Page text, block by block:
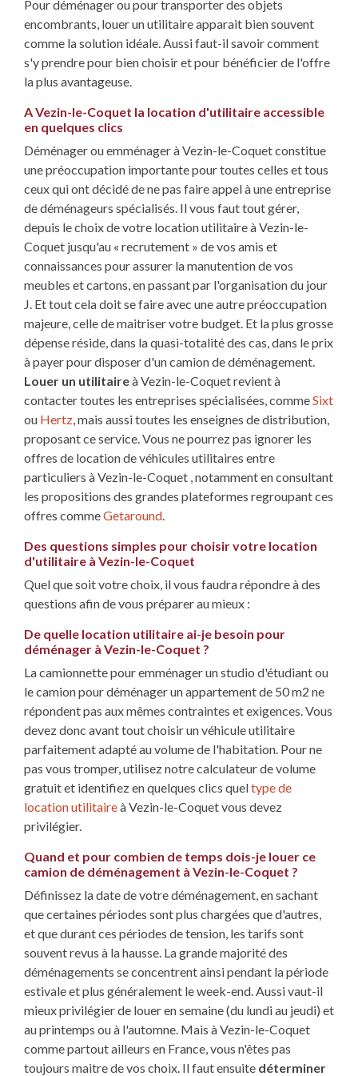
Pour déménager ou pour transporter des objets
encombrants, louer un utilitaire apparait bien souvent
comme la solution idéale. Aussi faut-il savoir comment
s'y prendre pour bien choisir et pour bénéficier de l'offre
la plus avantageuse.
A Vezin-le-Coquet la location d'utilitaire accessible
en quelques clics
Déménager ou emménager à Vezin-le-Coquet constitue
une préoccupation importante pour toutes celles et tous
ceux qui ont décidé de ne pas faire appel à une entreprise
de déménageurs spécialisés. Il vous faut tout gérer,
depuis le choix de votre location utilitaire à Vezin-le-
Coquet jusqu'au « recrutement » de vos amis et
connaissances pour assurer la manutention de vos
meubles et cartons, en passant par l'organisation du jour
J. Et tout cela doit se faire avec une autre préoccupation
majeure, celle de maitriser votre budget. Et la plus grosse
dépense réside, dans la quasi-totalité des cas, dans le prix
à payer pour disposer d'un camion de déménagement.
Louer un utilitaireà Vezin-le-Coquet revient à
contacter toutes les entreprises spécialisées, commeSixt
ou Hertz, mais aussi toutes les enseignes de distribution,
proposant ce service. Vous ne pourrez pas ignorer les
offres de location de véhicules utilitaires entre
particuliers à Vezin-le-Coquet , notamment en consultant
les propositions des grandes plateformes regroupant ces
offres commeGetaround.
Des questions simples pour choisir votre location
d'utilitaire à Vezin-le-Coquet
Quel que soit votre choix, il vous faudra répondre à des
questions afin de vous préparer au mieux :
De quelle location utilitaire ai-je besoin pour
déménager à Vezin-le-Coquet ?
La camionnette pour emménager un studio d'étudiant ou
le camion pour déménager un appartement de 50 m2 ne
répondent pas aux mêmes contraintes et exigences. Vous
devez donc avant tout choisir un véhicule utilitaire
parfaitement adapté au volume de l'habitation. Pour ne
pas vous tromper, utilisez notre calculateur de volume
gratuit et identifiez en quelques clics queltype de
location utilitaireà Vezin-le-Coquet vous devez
privilégier.
Quand et pour combien de temps dois-je louer ce
camion de déménagement à Vezin-le-Coquet ?
Définissez la date de votre déménagement, en sachant
que certaines périodes sont plus chargées que d'autres,
et que durant ces périodes de tension, les tarifs sont
souvent revus à la hausse. La grande majorité des
déménagements se concentrent ainsi pendant la période
estivale et plus généralement le week-end. Aussi vaut-il
mieux privilégier de louer en semaine (du lundi au jeudi) et
au printemps ou à l'automne. Mais à Vezin-le-Coquet
comme partout ailleurs en France, vous n'êtes pas
toujours maitre de vos choix. Il faut ensuite déterminer